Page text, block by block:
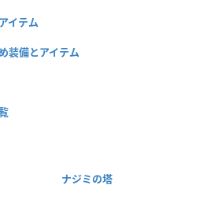
イテム
装備とアイテム
ナジミの塔